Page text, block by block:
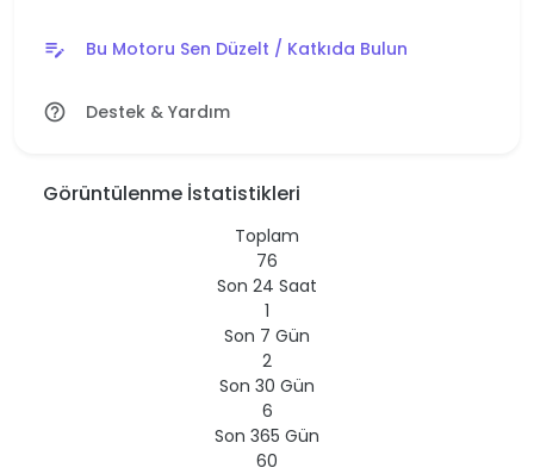
edit_note Bu Motoru Sen Düzelt / Katkıda Bulun
help_outline Destek & Yardım
Görüntülenme İstatistikleri
Toplam
76
Son 24 Saat
1
Son 7 Gün
2
Son 30 Gün
6
Son 365 Gün
60